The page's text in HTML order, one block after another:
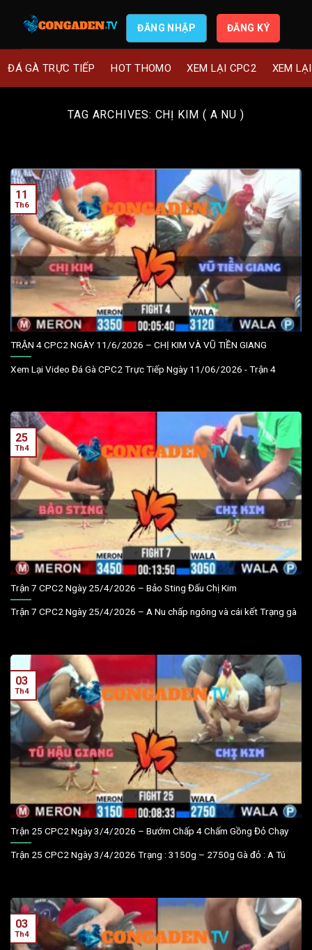
ĐĂNG NHẬP ĐĂNG KÝ
ĐÁ GÀ TRỰC TIẾP HOT THOMO XEM LẠI CPC2 XEM
TAG ARCHIVES: CHỊ KIM ( A NU )
TRẬN 4 CPC2 NGÀY 11/6/2026 – CHỊ KIM VÀ VŨ TIỀN GIANG
Xem Lại Video Đá Gà CPC2 Trực Tiếp Ngày 11/06/2026 - Trận 4
11
Th6
Trận 7 CPC2 Ngày 25/4/2026 – Bảo Sting Đấu Chị Kim
Trận 7 CPC2 Ngày 25/4/2026 – A Nu chấp ngông và cái kết Trạng gà
25
Th4
Trận 25 CPC2 Ngày 3/4/2026 – Bướm Chấp 4 Chấm Gồng Đỏ Chạy
Trận 25 CPC2 Ngày 3/4/2026 Trạng : 3150g – 2750g Gà đỏ : A Tú
03
Th4
03
Th4